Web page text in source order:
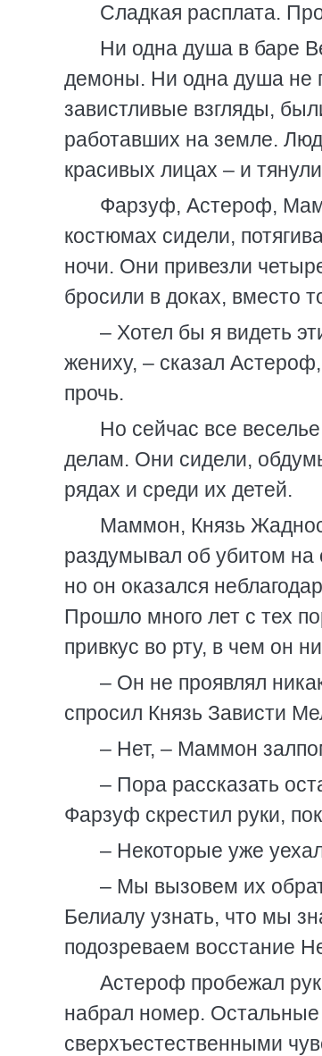
Сладкая расплата.
Ни одна душа в баре
демоны. Ни одна душа не
завистливые взгляды,
работавших на земле.
красивых лицах – и
Фарзуф, Астероф,
костюмах сидели,
ночи. Они привезли
бросили в доках, вместо
– Хотел бы я видеть
жениху, – сказал
прочь.
Но сейчас все
делам. Они сидели,
рядах и среди их детей.
Маммон, Князь
раздумывал об убитом на
но он оказался
Прошло много лет с тех
привкус во рту, в чем он
– Он не проявлял
спросил Князь Зависти
– Нет, – Маммон
– Пора рассказать
Фарзуф скрестил руки,
– Некоторые уже
– Мы вызовем их
Белиалу узнать, что мы
подозреваем восстание
Астероф пробежал
набрал номер.
сверхъестественными